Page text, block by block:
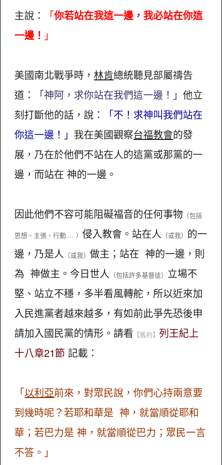
主說：
「你若站在我這一邊，我必站在你這
一邊！ 」
美國南北戰爭時，林肯總統聽見部屬禱告
道：
「神阿，求你站在我們這一邊！」他立
刻打斷他的話，說：
「不！求神叫我們站在
你這一邊！」 我在美國觀察台福教會的發
展，乃在於他們不站在人的這黨或那黨的一
邊，而站在 神的一邊。
因此他們不容可能阻礙福音的任何事物 （包括
思想、主張、行動.... ）侵入教會。站在人 （或我） 的一
邊，乃是人 （或我）做主；站在 神的一邊，則
為 神做主。今日世人 （包括許多基督徒） 立場不
堅、站立不穩，多半看風轉舵，所以近來加
入民進黨者越來越多，有如前此爭先恐後申
請加入國民黨的情形。請看 【舊約】列王紀上
十八章21節記載：
「以利亞前來，對眾民說，你們心持兩意要
到幾時呢？若耶和華是 神，就當順從耶和
華；若巴力是 神，就當順從巴力；眾民一言
不答。」